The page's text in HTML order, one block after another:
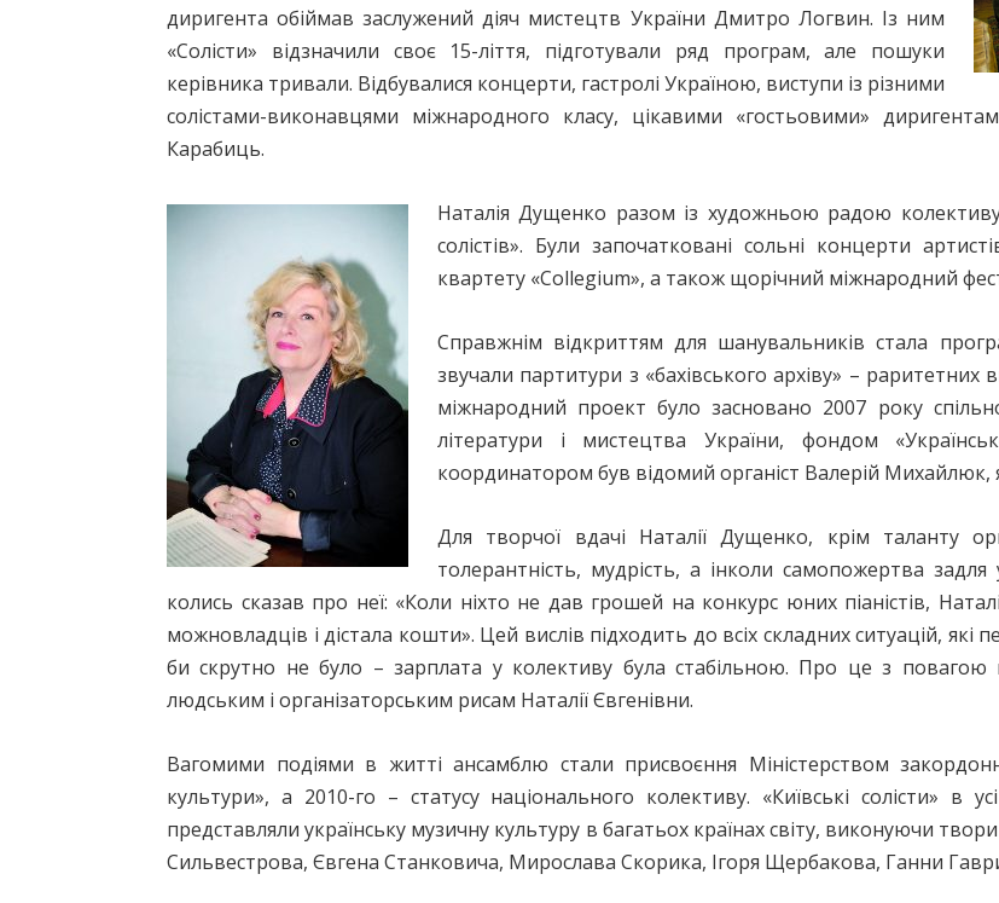
диригента обіймав заслужений діяч мистецтв України Дмитро Логвин. Із ним
«Солісти» відзначили своє 15-ліття, підготували ряд програм, але пошуки
керівника тривали. Відбувалися концерти, гастролі Україною, виступи із різними
солістами-виконавцями міжнародного класу, цікавими «гостьовими»
Карабиць.
Наталія Дущенко разом із художньою радою
солістів». Були започатковані сольні концерти
квартету «Collegium», а також щорічний міжнародний
Справжнім відкриттям для шанувальників стала
звучали партитури з «бахівського архіву» – раритетних
міжнародний проект було засновано 2007 року
літератури і мистецтва України, фондом
координатором був відомий органіст Валерій Михайлюк,
Для творчої вдачі Наталії Дущенко, крім таланту
толерантність, мудрість, а інколи самопожертва
колись сказав про неї: «Коли ніхто не дав грошей на конкурс юних піаністів,
можновладців і дістала кошти». Цей вислів підходить до всіх складних ситуацій, які
би скрутно не було – зарплата у колективу була стабільною. Про це з повагою
людським і організаторським рисам Наталії Євгенівни.
Вагомими подіями в житті ансамблю стали присвоєння Міністерством
культури», а 2010-го – статусу національного колективу. «Київські солісти» в
представляли українську музичну культуру в багатьох країнах світу, виконуючи
Сильвестрова, Євгена Станковича, Мирослава Скорика, Ігоря Щербакова, Ганни